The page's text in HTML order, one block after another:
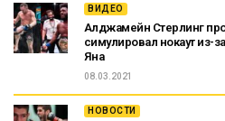
ВИДЕО
Алджамейн Стерлинг
симулировал нокаут из-
Яна
08.03.2021
НОВОСТИ